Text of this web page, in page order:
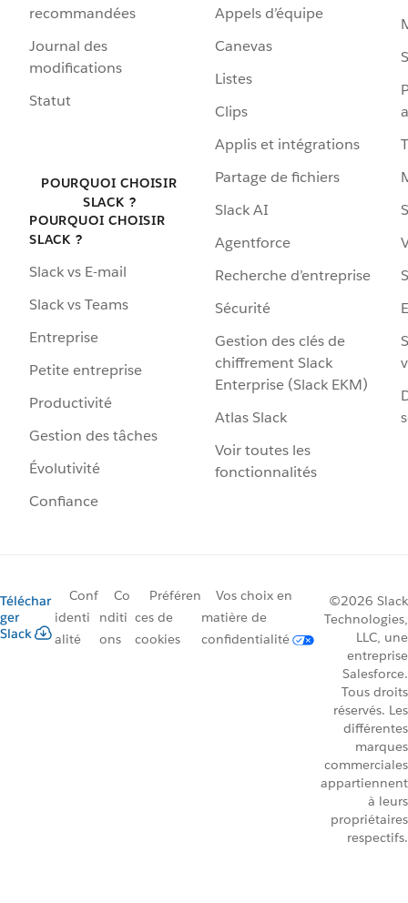
recommandées
Journal des
modifications
Statut
POURQUOI CHOISIR
SLACK ?
POURQUOI CHOISIR
SLACK ?
Slack vs E-mail
Slack vs Teams
Entreprise
Petite entreprise
Productivité
Gestion des tâches
Évolutivité
Confiance
Appels d’équipe
Canevas
Listes
Clips
Applis et intégrations
Partage de fichiers
Slack AI
Agentforce
Recherche d’entreprise
Sécurité
Gestion des clés de
chiffrement Slack
Enterprise (Slack EKM)
Atlas Slack
Voir toutes les
fonctionnalités
Téléchar
ger
Slack
Conf
identi
alité
Co
nditi
ons
Préféren
ces de
cookies
Vos choix en
matière de
confidentialité
©2026 Slack
Technologies,
LLC, une
entreprise
Salesforce.
Tous droits
réservés. Les
différentes
marques
commerciales
appartiennent
à leurs
propriétaires
respectifs.